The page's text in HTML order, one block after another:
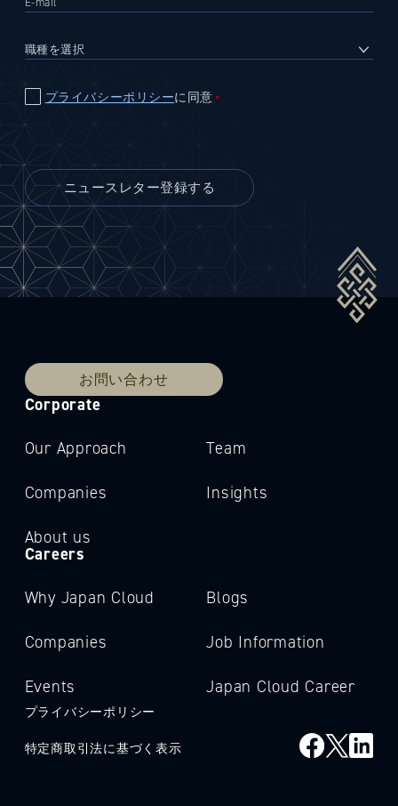
プライバシーポリシーに同意 ＊
お問い合わせ
Corporate
Our Approach
Companies
About us
Team
Insights
Careers
Why Japan Cloud
Companies
Events
Blogs
Job Information
Japan Cloud Career
プライバシーポリシー
特定商取引法に基づく表示